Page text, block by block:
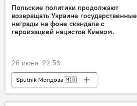
Польские политики продолжают
возвращать Украине государственные
награды на фоне скандала с
героизацией нацистов Киевом.
26 июня, 22:56
Sputnik Молдова 🇲🇩